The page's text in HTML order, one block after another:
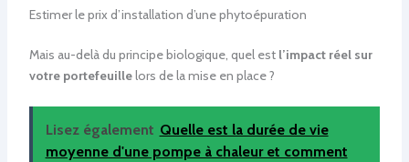
Estimer le prix d’installation d’une phytoépuration
Mais au-delà du principe biologique, quel est l’impact réel sur
votre portefeuillelors de la mise en place ?
Lisez également Quelle est la durée de vie
moyenne d'une pompe à chaleur et comment